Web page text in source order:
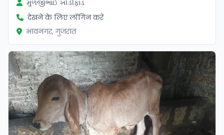
મુળજીભાઈ ખોડીફાડ
देखने के लिए लॉगिन करें
भावनगर, गुजरात